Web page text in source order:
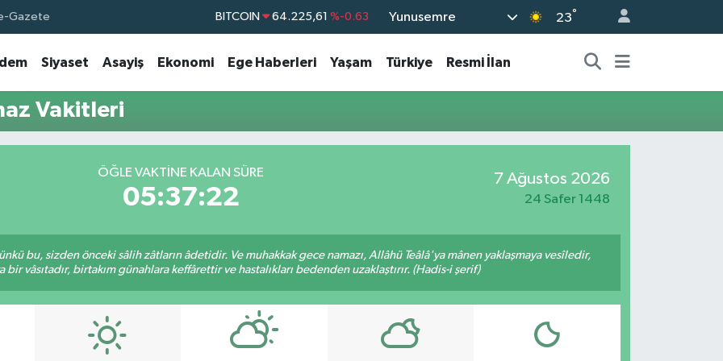
Gazete BITCOIN 64.225,61 %-0.63
GRAM ALTIN 6574.81 %1.44
Yunusemre 23°
Siyaset Asayiş Ekonomi Ege Haberleri Yaşam Türkiye Resmi İlan
Vakitleri
ÖĞLE VAKTINE KALAN SÜRE
05:37:22
7 Ağustos 2026
24 Safer 1448
bu, sizden önceki sâlih zâtların âdetidir. Ve muhakkak gece namazı, Allâhü Teâlâ'ya mânen yaklaşmaya vesîledir,
vâsıtadır, birtakım günahlara keffârettir ve hastalıkları bedenden uzaklaştırır. (Hadis-i şerif)